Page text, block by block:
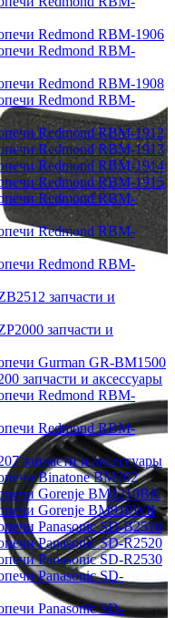
Redmond RBM-1906
Redmond RBM-
Redmond RBM-1908
Redmond RBM-
Redmond RBM-1912
Redmond RBM-1913
Redmond RBM-1914
Redmond RBM-1915
Redmond RBM-
Redmond RBM-
Redmond RBM-
запчасти и
запчасти и
Gurman GR-BM1500
запчасти и аксессуары
Redmond RBM-
Redmond RBM-
запчасти и аксессуары
Binatone BM202
Gorenje BM1210BK
Gorenje BM910WII
Panasonic SD-B2510
Panasonic SD-R2520
Panasonic SD-R2530
Panasonic SD-
Panasonic SD-